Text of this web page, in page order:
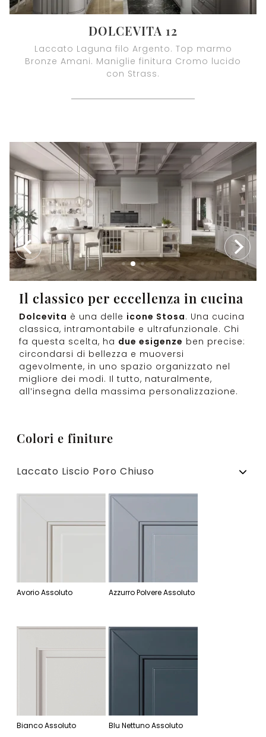
DOLCEVITA 12
Laccato Laguna filo Argento. Top marmo
Bronze Amani. Maniglie finitura Cromo lucido
con Strass.
Il classico per eccellenza in cucina
Dolcevita è una delle icone Stosa. Una cucina
classica, intramontabile e ultrafunzionale. Chi
fa questa scelta, ha due esigenze ben precise:
circondarsi di bellezza e muoversi
agevolmente, in uno spazio organizzato nel
migliore dei modi. Il tutto, naturalmente,
all’insegna della massima personalizzazione.
Colori e finiture
Laccato Liscio Poro Chiuso
Avorio Assoluto Azzurro Polvere Assoluto
Bianco Assoluto Blu Nettuno Assoluto